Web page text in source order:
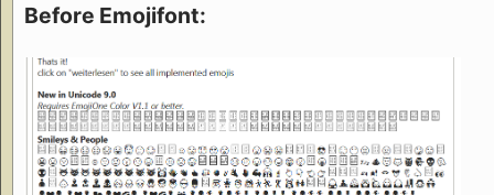
Before Emojifont: